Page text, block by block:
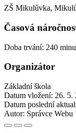
ZŠ Mikulůvka,
Časová
Doba trvání: 240
Organizátor
Základní škola
Datum vložení: 26. 5.
Datum poslední
Autor: Správce Webu